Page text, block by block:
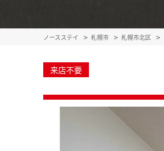
ノースステイ 札幌市 札幌市北区
来店不要